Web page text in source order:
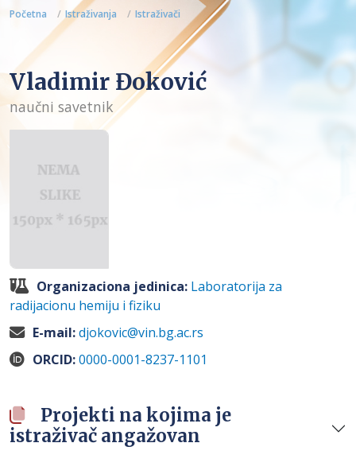
Početna Istraživanja Istraživači
Vladimir Đoković
naučni savetnik
Organizaciona jedinica: Laboratorija za
radijacionu hemiju i fiziku
E-mail:djokovic@vin.bg.ac.rs
ORCID:0000-0001-8237-1101
Projekti na kojima je
istraživač angažovan